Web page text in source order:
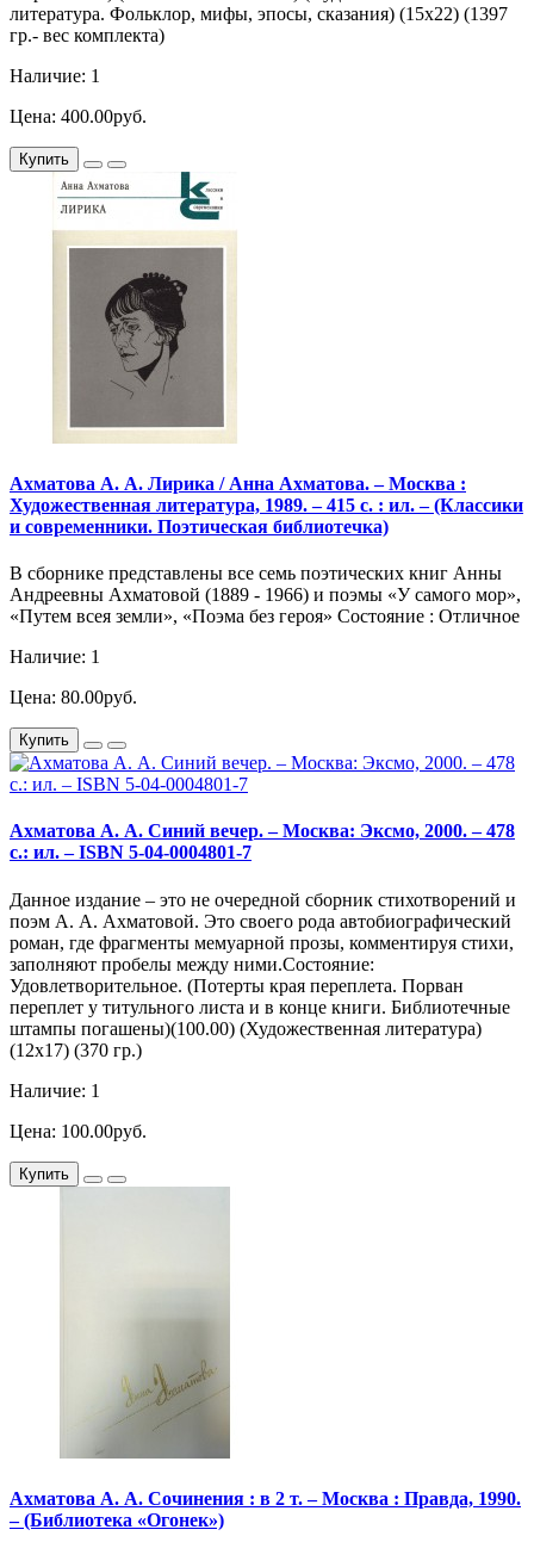
литература. Фольклор, мифы, эпосы, сказания) (15х22) (1397
гр.- вес комплекта)
Наличие: 1
Цена: 400.00руб.
Купить
Ахматова А. А. Лирика / Анна Ахматова. – Москва :
Художественная литература, 1989. – 415 с. : ил. – (Классики
и современники. Поэтическая библиотечка)
В сборнике представлены все семь поэтических книг Анны
Андреевны Ахматовой (1889 - 1966) и поэмы «У самого мор»,
«Путем всея земли», «Поэма без героя» Состояние : Отличное
Наличие: 1
Цена: 80.00руб.
Купить
Ахматова А. А. Синий вечер. – Москва: Эксмо, 2000. – 478
с.: ил. – ISBN 5-04-0004801-7
Данное издание – это не очередной сборник стихотворений и
поэм А. А. Ахматовой. Это своего рода автобиографический
роман, где фрагменты мемуарной прозы, комментируя стихи,
заполняют пробелы между ними.Состояние:
Удовлетворительное. (Потерты края переплета. Порван
переплет у титульного листа и в конце книги. Библиотечные
штампы погашены)(100.00) (Художественная литература)
(12х17) (370 гр.)
Наличие: 1
Цена: 100.00руб.
Купить
Ахматова А. А. Сочинения : в 2 т. – Москва : Правда, 1990.
– (Библиотека «Огонек»)